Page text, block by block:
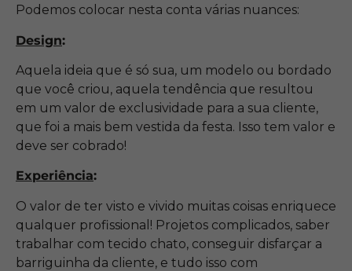
Podemos colocar nesta conta várias nuances:
Design:
Aquela ideia que é só sua, um modelo ou bordado
que você criou, aquela tendência que resultou
em um valor de exclusividade para a sua cliente,
que foi a mais bem vestida da festa. Isso tem valor e
deve ser cobrado!
Experiência:
O valor de ter visto e vivido muitas coisas enriquece
qualquer profissional! Projetos complicados, saber
trabalhar com tecido chato, conseguir disfarçar a
barriguinha da cliente, e tudo isso com